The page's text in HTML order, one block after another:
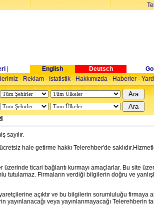
| English Deutsch
-Reklam-Istatistik-Hakkımızda-Haberler-
sayılır.
hale getirme hakkı Telerehber'de
ticari bağlantı kurmayı amaçlarlar. Bu site
tutulamaz. Firmaların verdiği bilgilerin doğru ve
açıktır ve bu bilgilerin sorumluluğu firmaya
yayınlanacağı veya yayınlanmayacağı Telerehberin